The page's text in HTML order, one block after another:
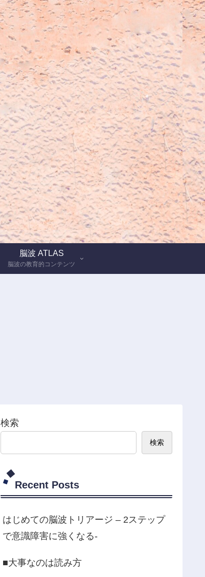
脳波 ATLAS
脳波の教育的コンテンツ
検索
検索
Recent Posts
はじめての脳波トリアージ – 2ステップ
で意識障害に強くなる-
■大事なのは読み方